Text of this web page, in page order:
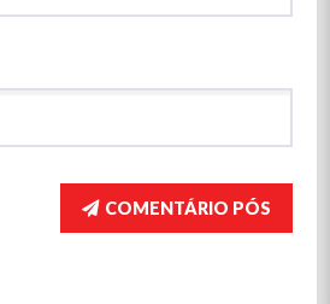
COMENTÁRIO PÓS